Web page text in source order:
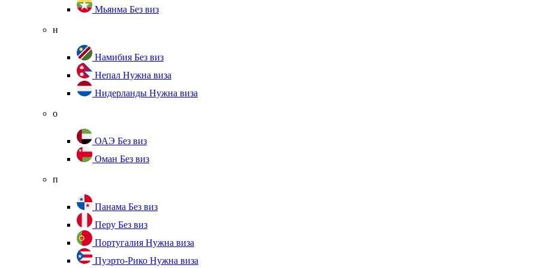
Мьянма Без виз
н
Намибия Без виз
Непал Нужна виза
Нидерланды Нужна виза
о
ОАЭ Без виз
Оман Без виз
п
Панама Без виз
Перу Без виз
Португалия Нужна виза
Пуэрто-Рико Нужна виза